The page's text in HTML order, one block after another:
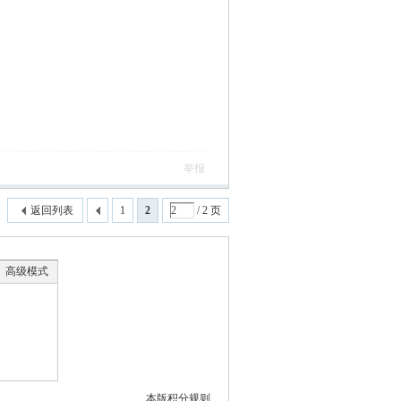
举报
1 2 / 2 页
返回列表
高级模式
本版积分规则